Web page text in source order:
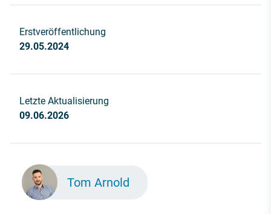
Erstveröffentlichung
29.05.2024
Letzte Aktualisierung
09.06.2026
Tom Arnold